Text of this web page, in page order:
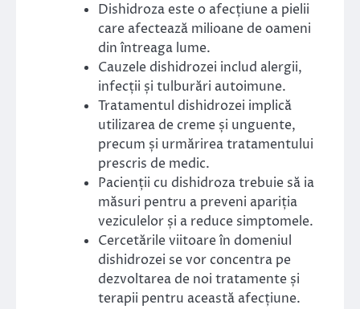
Dishidroza este o afecțiune a pielii
care afectează milioane de oameni
din întreaga lume.
Cauzele dishidrozei includ alergii,
infecții și tulburări autoimune.
Tratamentul dishidrozei implică
utilizarea de creme și unguente,
precum și urmărirea tratamentului
prescris de medic.
Pacienții cu dishidroza trebuie să ia
măsuri pentru a preveni apariția
veziculelor și a reduce simptomele.
Cercetările viitoare în domeniul
dishidrozei se vor concentra pe
dezvoltarea de noi tratamente și
terapii pentru această afecțiune.